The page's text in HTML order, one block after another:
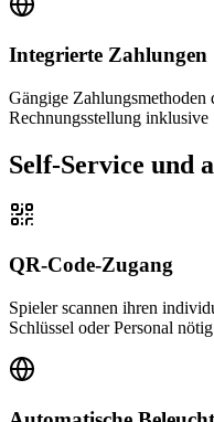
Integrierte Zahlungen
Gängige
Rechnungsstellung inklusive
Self-Service und
QR-Code-Zugang
Spieler scannen ihren
Schlüssel oder Personal nötig